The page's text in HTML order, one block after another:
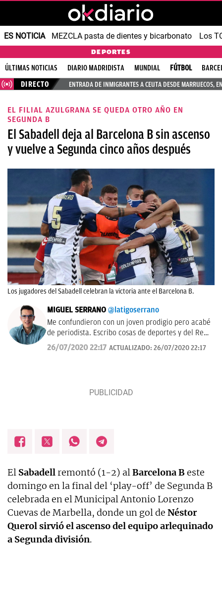
ES NOTICIA MEZCLA pasta de dientes y bicarbonato Los
DEPORTES
ÚLTIMAS NOTICIAS DIARIO MADRIDISTA MUNDIAL FÚTBOL
DIRECTO
ENTRADA DE INMIGRANTES A CEUTA DESDE MARRUECOS,
EL FILIAL AZULGRANA SE QUEDA OTRO AÑO EN
SEGUNDA B
El Sabadell deja al Barcelona B sin ascenso
y vuelve a Segunda cinco años después
Los jugadores del Sabadell celebran la victoria ante el Barcelona B.
MIGUEL SERRANO @latigoserrano
Me confundieron con un joven prodigio pero acabé
de periodista. Escribo cosas de deportes y del Real
Madrid en OKDIARIO, igual que antes las escribía
en Marca. También a veces hablo por la radio y
26/07/2020 22:17 ACTUALIZADO: 26/07/2020 22:17
El Sabadellremontó (1-2) alBarcelona B este
domingo en la final del ‘play-off’ de Segunda B
celebrada en el Municipal Antonio Lorenzo
Cuevas de Marbella, donde un gol de Néstor
Querol sirvió el ascenso del equipo arlequinado
a Segunda división.